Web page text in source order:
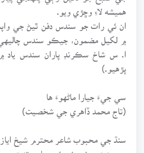
هميشه لاءِ وڇڙي ويو.
ان ئي رات جو سندس دفن ٿيڻ جي
۾ لکيل مضمون، جيڪو سندس
ا. س شاخ سڪرنڊ پاران سندس ياد ۾
پڙهيو.)
سي جيءَ جيارا ماڻهوءَ ها
(تاج محمد ڏاهري جي شخصيت)
سنڌ جي محبوب شاعر محترم شيخ اياز
جي پنهنجو نور نچوئي ويا. ۽ تنهنجي